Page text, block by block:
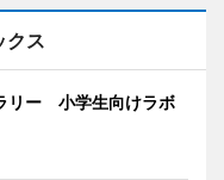
クス
リー 小学生向けラボ